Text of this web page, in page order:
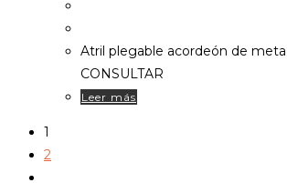
Atril plegable acordeón de
CONSULTAR
Leer más
1
2